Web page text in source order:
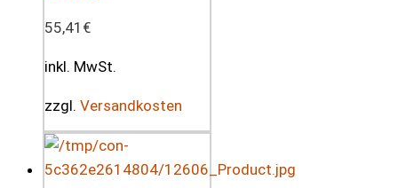
55,41 €
inkl. MwSt.
zzgl. Versandkosten